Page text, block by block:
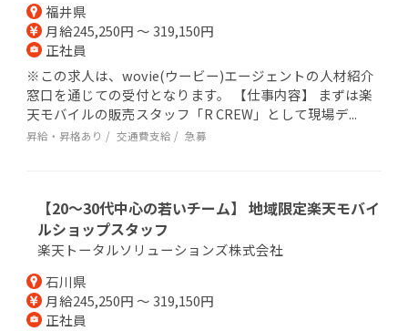
福井県
月給245,250円 ～ 319,150円
正社員
※この求人は、wovie(ウービー)エージェントの人材紹介
窓口を通じての受付となります。 【仕事内容】 まずは楽
天モバイルの販売スタッフ「R CREW」として現場デ...
昇給・昇格あり 交通費支給 急募
【20～30代中心の若いチーム】 地域限定楽天モバイ
ルショップスタッフ
楽天トータルソリューションズ株式会社
石川県
月給245,250円 ～ 319,150円
正社員